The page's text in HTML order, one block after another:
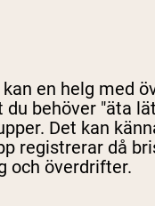
en helg med
du behöver "äta
Det kan
registrerar då
och överdrifter.